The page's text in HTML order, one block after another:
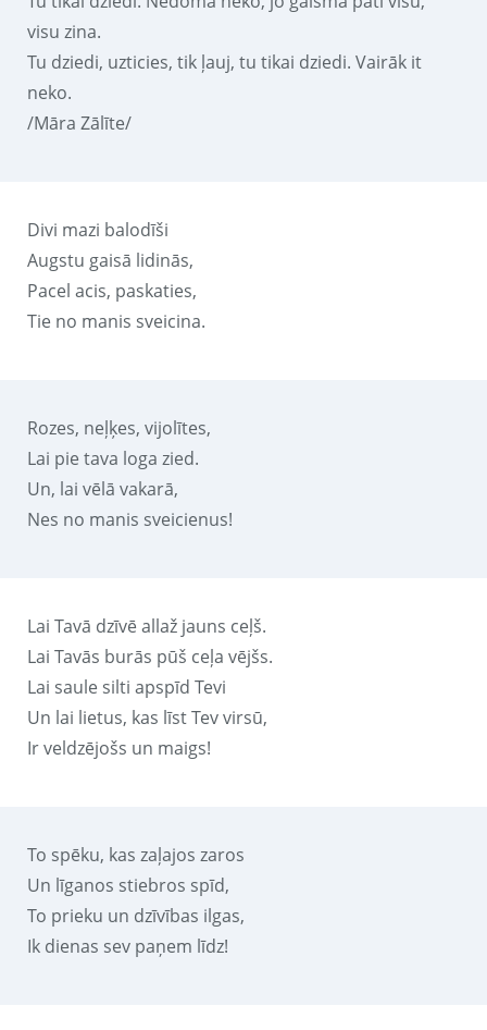
visu zina.
Tu dziedi, uzticies, tik ļauj, tu tikai dziedi. Vairāk it
neko.
/Māra Zālīte/
Divi mazi balodīši
Augstu gaisā lidinās,
Pacel acis, paskaties,
Tie no manis sveicina.
Rozes, neļķes, vijolītes,
Lai pie tava loga zied.
Un, lai vēlā vakarā,
Nes no manis sveicienus!
Lai Tavā dzīvē allaž jauns ceļš.
Lai Tavās burās pūš ceļa vējšs.
Lai saule silti apspīd Tevi
Un lai lietus, kas līst Tev virsū,
Ir veldzējošs un maigs!
To spēku, kas zaļajos zaros
Un līganos stiebros spīd,
To prieku un dzīvības ilgas,
Ik dienas sev paņem līdz!